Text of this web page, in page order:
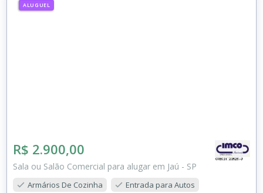
ALUGUEL
R$ 2.900,00
Sala ou Salão Comercial para alugar em Jaú - SP
Armários De Cozinha
Entrada para Autos